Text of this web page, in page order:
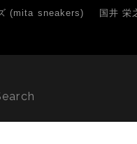
(mita sneakers) 国井 栄